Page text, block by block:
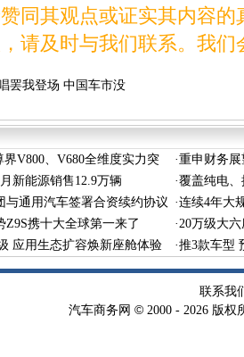
同其观点或证实其内容
请及时与我们联系。我
罢我登场 中国车市没
V800、V680全维度实力突
·重申财务
新能源销售12.9万辆 ·覆盖纯电
与通用汽车签署合资续约协议 ·连续4年大
携十大全球第一来了 ·20万级大
应用生态扩容焕新座舱体验 ·推3款车型
联系我
汽车商务网 © 2000 - 2026 版权